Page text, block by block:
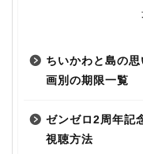
ちいかわと島の
画別の期限一覧
ゼンゼロ2周年記
視聴方法